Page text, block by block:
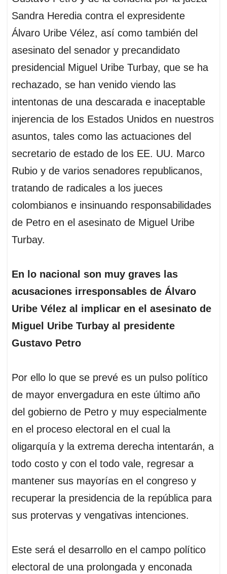
Sandra Heredia contra el expresidente
Álvaro Uribe Vélez, así como también del
asesinato del senador y precandidato
presidencial Miguel Uribe Turbay, que se ha
rechazado, se han venido viendo las
intentonas de una descarada e inaceptable
injerencia de los Estados Unidos en nuestros
asuntos, tales como las actuaciones del
secretario de estado de los EE. UU. Marco
Rubio y de varios senadores republicanos,
tratando de radicales a los jueces
colombianos e insinuando responsabilidades
de Petro en el asesinato de Miguel Uribe
Turbay.
En lo nacional son muy graves las
acusaciones irresponsables de Álvaro
Uribe Vélez al implicar en el asesinato de
Miguel Uribe Turbay al presidente
Gustavo Petro
Por ello lo que se prevé es un pulso político
de mayor envergadura en este último año
del gobierno de Petro y muy especialmente
en el proceso electoral en el cual la
oligarquía y la extrema derecha intentarán, a
todo costo y con el todo vale, regresar a
mantener sus mayorías en el congreso y
recuperar la presidencia de la república para
sus protervas y vengativas intenciones.
Este será el desarrollo en el campo político
electoral de una prolongada y enconada